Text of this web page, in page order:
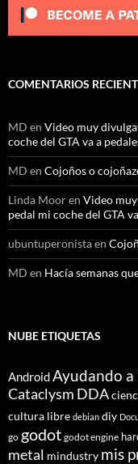
COMENTARIOS
MD en Video muy
coche del GTA va a
MD en Cojoños o
Linda Mooren Video
pedal mi coche del GTA
ubuntuperonistaen
MD en Hacía semanas
NUBE ETIQUETAS
AndroidAyudando a
Cataclysm DDA
cultura libre debian diy
go godot godot engine
metal mindustry mis